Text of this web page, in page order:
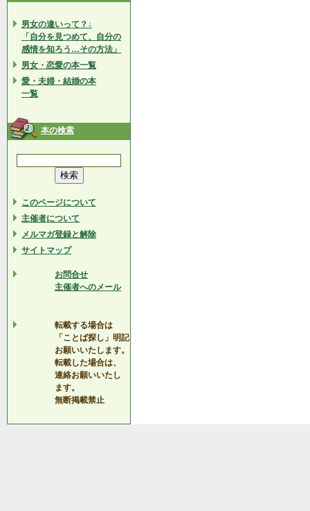
男女の違いって？↓
「自分を見つめて、自分の
感情を知ろう…その方法」
男女・恋愛の本一覧
愛・夫婦・結婚の本
一覧
本の検索
このページについて
主催者について
メルマガ登録と解除
サイトマップ
お問合せ
主催者へのメール
転載する場合は
「ことば探し」明記
お願いいたします。
転載した場合は、
連絡お願いいたし
ます。
無断掲載禁止